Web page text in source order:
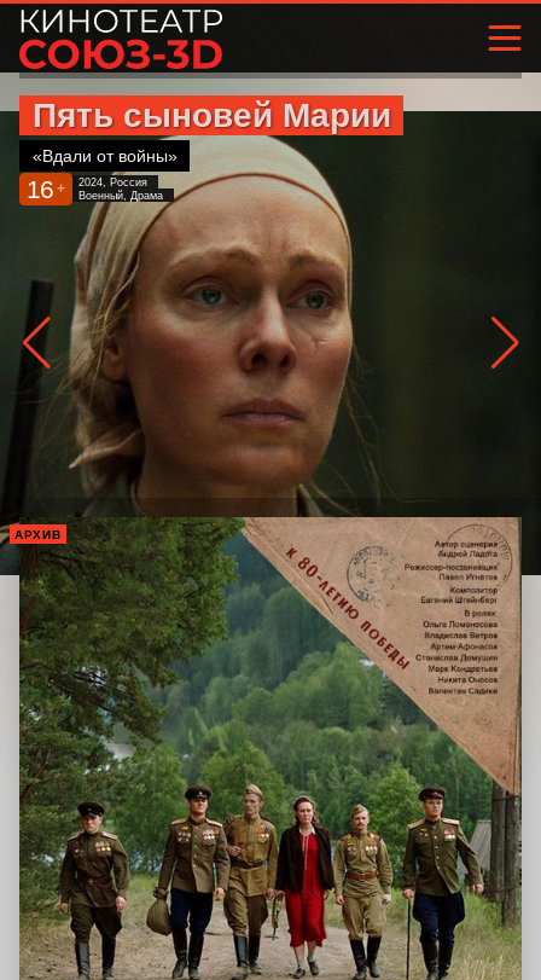
Пять сыновей Марии
«Вдали от войны»
16 +
2024, Россия
Военный, Драма
АРХИВ